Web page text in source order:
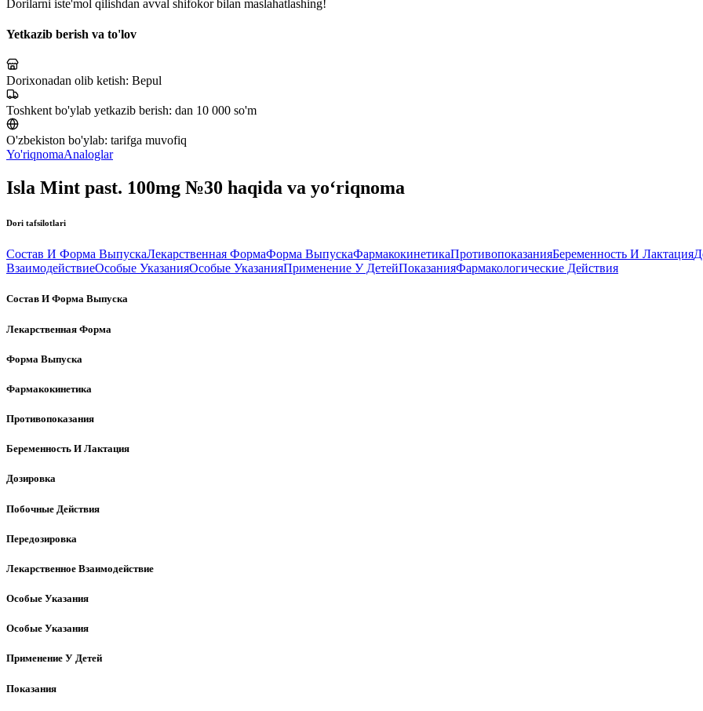
Dorilarni iste'mol qilishdan avval shifokor bilan maslahatlashing!
Yetkazib berish va to'lov
Dorixonadan olib ketish: Bepul
Toshkent bo'ylab yetkazib berish: dan 10 000 so'm
O'zbekiston bo'ylab: tarifga muvofiq
Yo'riqnomaAnaloglar
Isla Mint past. 100mg №30 haqida va yo‘riqnoma
Dori tafsilotlari
Состав И Форма ВыпускаЛекарственная ФормаФорма ВыпускаФармакокинетикаПротивопоказанияБеременность И Лактация
ВзаимодействиеОсобые УказанияОсобые УказанияПрименение У ДетейПоказанияФармакологические Действия
Состав И Форма Выпуска
Лекарственная Форма
Форма Выпуска
Фармакокинетика
Противопоказания
Беременность И Лактация
Дозировка
Побочные Действия
Передозировка
Лекарственное Взаимодействие
Особые Указания
Особые Указания
Применение У Детей
Показания